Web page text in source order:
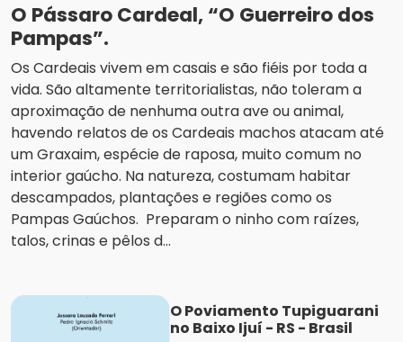
O Pássaro Cardeal, “O Guerreiro dos
Pampas”.
Os Cardeais vivem em casais e são fiéis por toda a
vida. São altamente territorialistas, não toleram a
aproximação de nenhuma outra ave ou animal,
havendo relatos de os Cardeais machos atacam até
um Graxaim, espécie de raposa, muito comum no
interior gaúcho. Na natureza, costumam habitar
descampados, plantações e regiões como os
Pampas Gaúchos. Preparam o ninho com raízes,
talos, crinas e pêlos d...
O Poviamento Tupiguarani
no Baixo Ijuí - RS - Brasil